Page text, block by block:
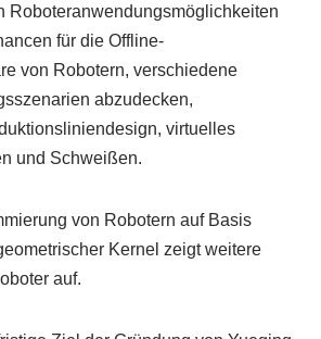
Roboteranwendungsmöglichkeiten
für die Offline-
von Robotern, verschiedene
abzudecken,
virtuelles
und Schweißen.
von Robotern auf Basis
Kernel zeigt weitere
auf.